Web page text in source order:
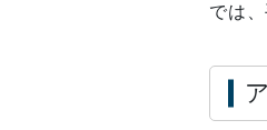
では